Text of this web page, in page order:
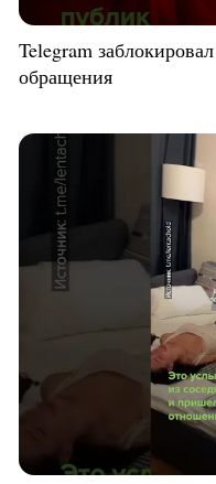
Telegram
обращения